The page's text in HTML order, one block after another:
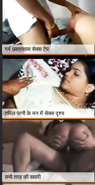
गर्म छात्रावास सेक्स टेप
तमिल पत्नी के मन में सेक्स दृश्य
सभी तरह की सवारी